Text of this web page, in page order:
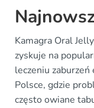
Kamagra Oral
zyskuje na
leczeniu zaburzeń
Polsce, gdzie
często owiane